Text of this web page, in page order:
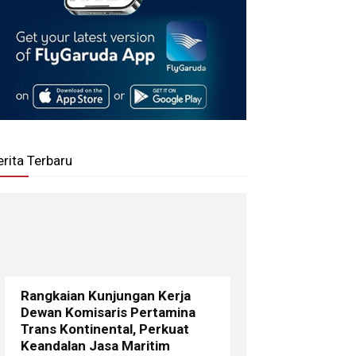
Terbaru
Rangkaian Kunjungan Kerja
Dewan Komisaris Pertamina
Trans Kontinental, Perkuat
Keandalan Jasa Maritim